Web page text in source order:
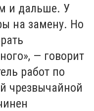
и дальше. У
на замену. Но
, — говорит
работ по
чрезвычайной